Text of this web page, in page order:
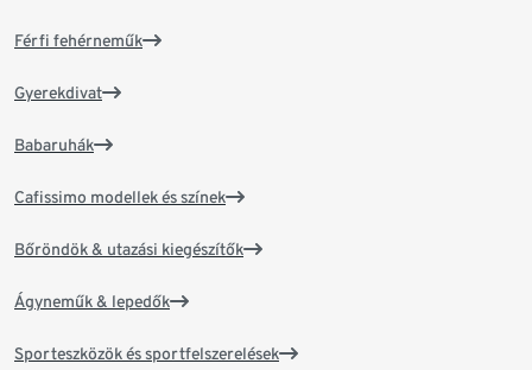
Férfi fehérneműk
Gyerekdivat
Babaruhák
Cafissimo modellek és színek
Bőröndök & utazási kiegészítők
Ágyneműk & lepedők
Sporteszközök és sportfelszerelések